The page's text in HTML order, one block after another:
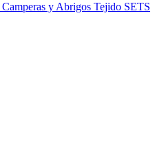
Camperas y Abrigos Tejido SETS